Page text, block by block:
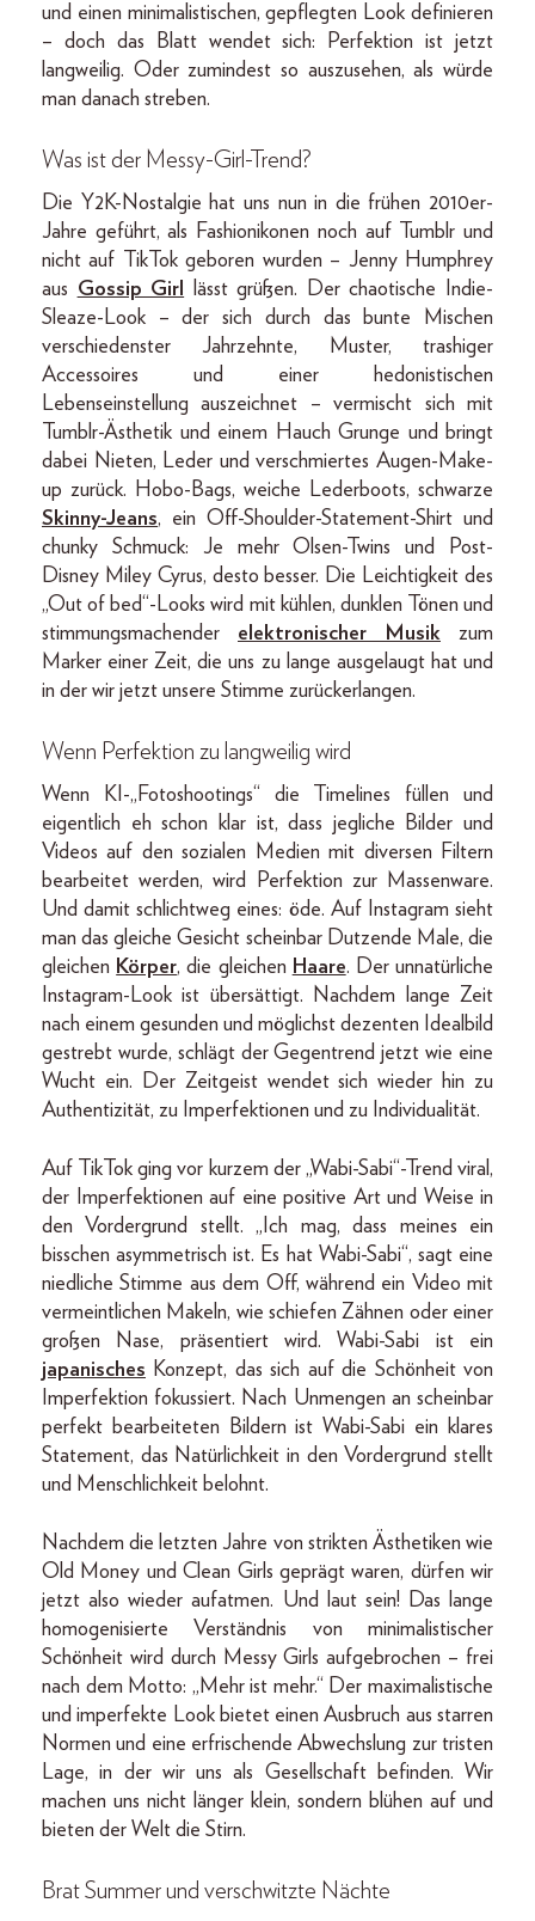
und einen minimalistischen, gepflegten Look definieren
– doch das Blatt wendet sich: Perfektion ist jetzt
langweilig. Oder zumindest so auszusehen, als würde
man danach streben.
Was ist der Messy-Girl-Trend?
Die Y2K-Nostalgie hat uns nun in die frühen 2010er-
Jahre geführt, als Fashionikonen noch auf Tumblr und
nicht auf TikTok geboren wurden – Jenny Humphrey
aus Gossip Girl
lässt grüßen. Der chaotische Indie-
Sleaze-Look – der sich durch das bunte Mischen
verschiedenster Jahrzehnte, Muster, trashiger
Accessoires und einer hedonistischen
Lebenseinstellung auszeichnet – vermischt sich mit
Tumblr-Ästhetik und einem Hauch Grunge und bringt
dabei Nieten, Leder und verschmiertes Augen-Make-
up zurück. Hobo-Bags, weiche Lederboots, schwarze
Skinny-Jeans, ein Off-Shoulder-Statement-Shirt und
chunky Schmuck: Je mehr Olsen-Twins und Post-
Disney Miley Cyrus, desto besser. Die Leichtigkeit des
„Out of bed“-Looks wird mit kühlen, dunklen Tönen und
stimmungsmachender elektronischer Musik zum
Marker einer Zeit, die uns zu lange ausgelaugt hat und
in der wir jetzt unsere Stimme zurückerlangen.
Wenn Perfektion zu langweilig wird
Wenn KI-„Fotoshootings“ die Timelines füllen und
eigentlich eh schon klar ist, dass jegliche Bilder und
Videos auf den sozialen Medien mit diversen Filtern
bearbeitet werden, wird Perfektion zur Massenware.
Und damit schlichtweg eines: öde. Auf Instagram sieht
man das gleiche Gesicht scheinbar Dutzende Male, die
gleichen Körper, die gleichen Haare. Der unnatürliche
Instagram-Look ist übersättigt. Nachdem lange Zeit
nach einem gesunden und möglichst dezenten Idealbild
gestrebt wurde, schlägt der Gegentrend jetzt wie eine
Wucht ein. Der Zeitgeist wendet sich wieder hin zu
Authentizität, zu Imperfektionen und zu Individualität.
Auf TikTok ging vor kurzem der „Wabi-Sabi“-Trend viral,
der Imperfektionen auf eine positive Art und Weise in
den Vordergrund stellt. „Ich mag, dass meines ein
bisschen asymmetrisch ist. Es hat Wabi-Sabi“, sagt eine
niedliche Stimme aus dem Off, während ein Video mit
vermeintlichen Makeln, wie schiefen Zähnen oder einer
großen Nase, präsentiert wird. Wabi-Sabi ist ein
japanisches Konzept, das sich auf die Schönheit von
Imperfektion fokussiert. Nach Unmengen an scheinbar
perfekt bearbeiteten Bildern ist Wabi-Sabi ein klares
Statement, das Natürlichkeit in den Vordergrund stellt
und Menschlichkeit belohnt.
Nachdem die letzten Jahre von strikten Ästhetiken wie
Old Money und Clean Girls geprägt waren, dürfen wir
jetzt also wieder aufatmen. Und laut sein! Das lange
homogenisierte Verständnis von minimalistischer
Schönheit wird durch Messy Girls aufgebrochen – frei
nach dem Motto: „Mehr ist mehr.“ Der maximalistische
und imperfekte Look bietet einen Ausbruch aus starren
Normen und eine erfrischende Abwechslung zur tristen
Lage, in der wir uns als Gesellschaft befinden. Wir
machen uns nicht länger klein, sondern blühen auf und
bieten der Welt die Stirn.
Brat Summer und verschwitzte Nächte